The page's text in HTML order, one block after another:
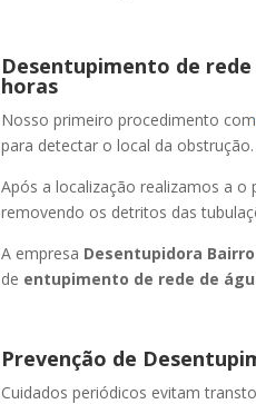
Desentupimento de
horas
Nosso primeiro procedimento com
para detectar o local da obstrução.
Após a localização realizamos a o
removendo os detritos das
A empresa Desentupidora Bairro
de entupimento de rede de
Prevenção de
Cuidados periódicos evitam